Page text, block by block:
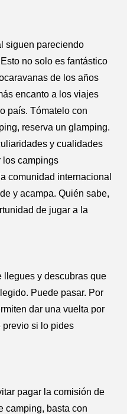
siguen pareciendo
no solo es fantástico
de los años
encanto a los viajes
país. Tómatelo con
reserva un glamping.
y cualidades
los campings
comunidad internacional
y acampa. Quién sabe,
de jugar a la
llegues y descubras que
Puede pasar. Por
dar una vuelta por
previo si lo pides
pagar la comisión de
camping, basta con